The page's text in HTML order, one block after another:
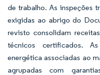
de trabalho. As inspeções
exigidas ao abrigo do
revisto consolidam
técnicos certificados.
energética associadas ao
agrupadas com